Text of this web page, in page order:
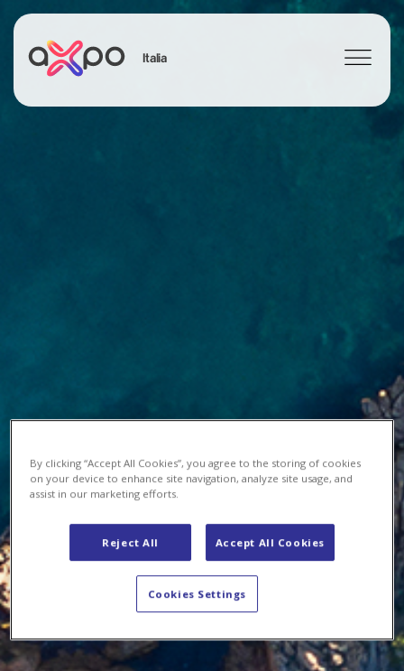
Italia
By clicking “Accept All Cookies”, you agree to the storing of cookies
on your device to enhance site navigation, analyze site usage, and
assist in our marketing efforts.
Reject All Accept All Cookies
Cookies Settings